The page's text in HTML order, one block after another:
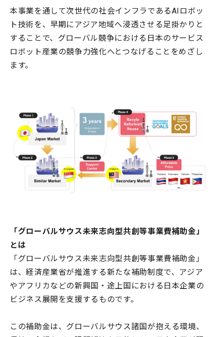
本事業を通して次世代の社会インフラであるAIロボッ
ト技術を、早期にアジア地域へ浸透させる足掛かりと
することで、グローバル競争における日本のサービス
ロボット産業の競争力強化へとつなげることをめざし
ます。
「グローバルサウス未来志向型共創等事業費補助金」
とは
「グローバルサウス未来志向型共創等事業費補助金」
は、経済産業省が推進する新たな補助制度で、アジア
やアフリカなどの新興国・途上国における日本企業の
ビジネス展開を支援するものです。
この補助金は、グローバルサウス諸国が抱える環境、